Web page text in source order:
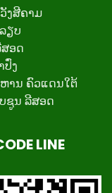
ງສີຄາມ
ຽບ
ອດ
ປົ່ງ
ານ ຄົວແດນໃຕ້
ຊູນ ລີສອດ
LINE